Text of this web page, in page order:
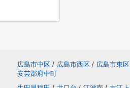
広島市中区 / 広島市西区 / 広島市東区
安芸郡府中町